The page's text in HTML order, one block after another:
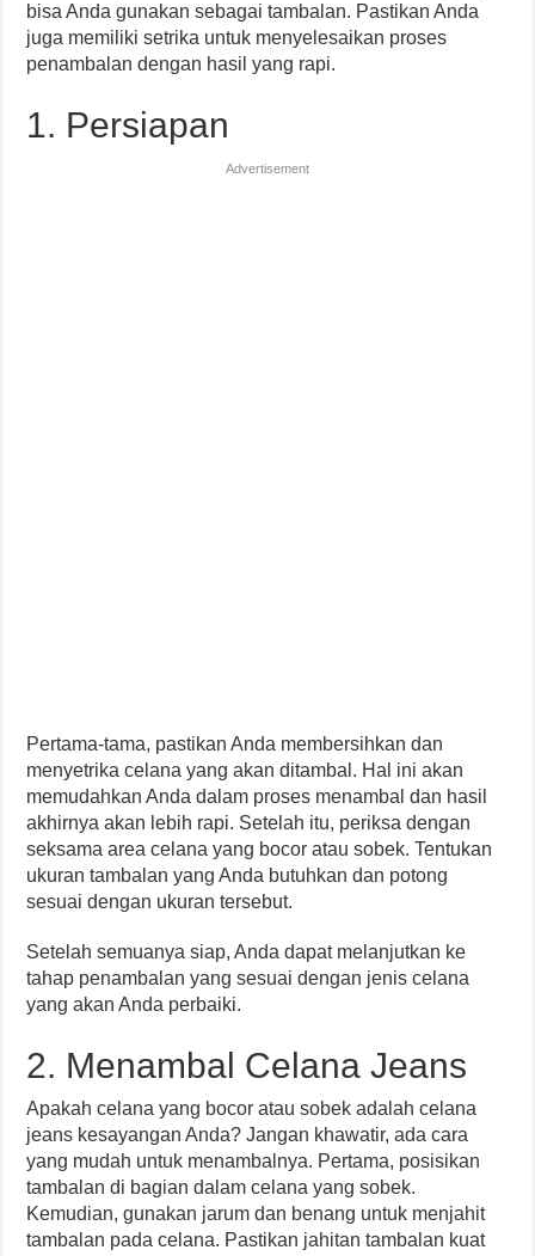
bisa Anda gunakan sebagai tambalan. Pastikan Anda
juga memiliki setrika untuk menyelesaikan proses
penambalan dengan hasil yang rapi.
1. Persiapan
Advertisement
Pertama-tama, pastikan Anda membersihkan dan
menyetrika celana yang akan ditambal. Hal ini akan
memudahkan Anda dalam proses menambal dan hasil
akhirnya akan lebih rapi. Setelah itu, periksa dengan
seksama area celana yang bocor atau sobek. Tentukan
ukuran tambalan yang Anda butuhkan dan potong
sesuai dengan ukuran tersebut.
Setelah semuanya siap, Anda dapat melanjutkan ke
tahap penambalan yang sesuai dengan jenis celana
yang akan Anda perbaiki.
2. Menambal Celana Jeans
Apakah celana yang bocor atau sobek adalah celana
jeans kesayangan Anda? Jangan khawatir, ada cara
yang mudah untuk menambalnya. Pertama, posisikan
tambalan di bagian dalam celana yang sobek.
Kemudian, gunakan jarum dan benang untuk menjahit
tambalan pada celana. Pastikan jahitan tambalan kuat